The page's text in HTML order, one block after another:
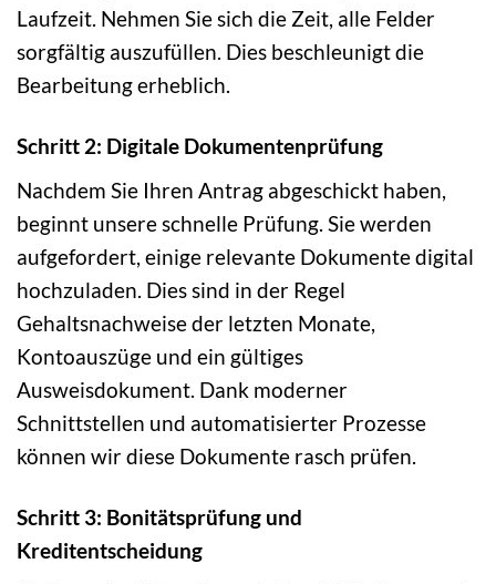
Laufzeit. Nehmen Sie sich die Zeit, alle Felder
sorgfältig auszufüllen. Dies beschleunigt die
Bearbeitung erheblich.
Schritt 2: Digitale Dokumentenprüfung
Nachdem Sie Ihren Antrag abgeschickt haben,
beginnt unsere schnelle Prüfung. Sie werden
aufgefordert, einige relevante Dokumente digital
hochzuladen. Dies sind in der Regel
Gehaltsnachweise der letzten Monate,
Kontoauszüge und ein gültiges
Ausweisdokument. Dank moderner
Schnittstellen und automatisierter Prozesse
können wir diese Dokumente rasch prüfen.
Schritt 3: Bonitätsprüfung und
Kreditentscheidung